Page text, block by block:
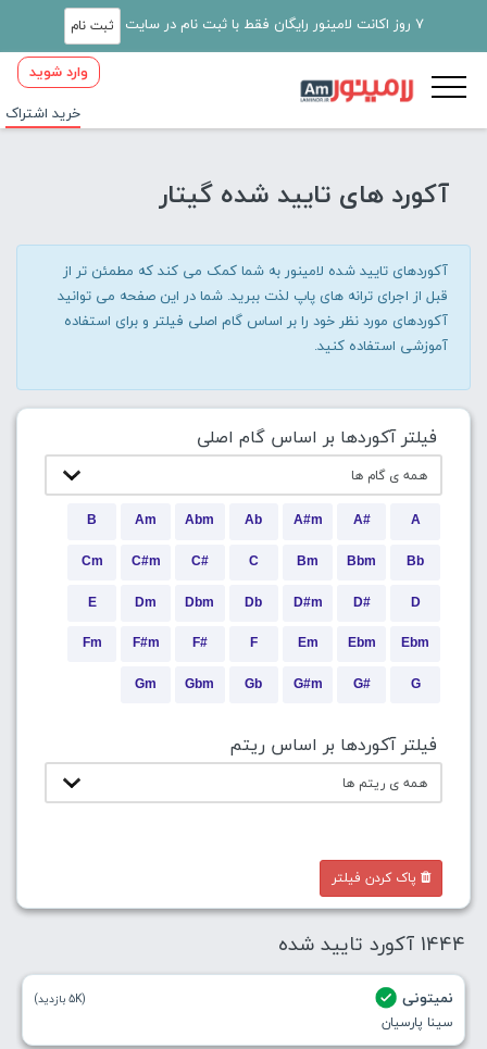
7 روز اکانت لامینور رایگان فقط با ثبت نام در سایت ثبت نام
وارد شوید
خرید اشتراک
آکورد های تایید شده گیتار
آکوردهای تایید شده لامینور به شما کمک می کند که مطمئن تر از
قبل از اجرای ترانه های پاپ لذت ببرید. شما در این صفحه می توانید
آکوردهای مورد نظر خود را بر اساس گام اصلی فیلتر و برای استفاده
آموزشی استفاده کنید.
فیلتر آکوردها بر اساس گام اصلی
A
A#
A#m
Ab
Abm
Am
B
Bb
Bbm
Bm
C
C#
C#m
Cm
D
D#
D#m
Db
Dbm
Dm
E
Ebm
Ebm
Em
F
F#
F#m
Fm
G
G#
G#m
Gb
Gbm
Gm
فیلتر آکوردها بر اساس ریتم
پاک کردن فیلتر
1444 آکورد تایید شده
نمیتونی
سینا پارسیان
(5K بازدید)